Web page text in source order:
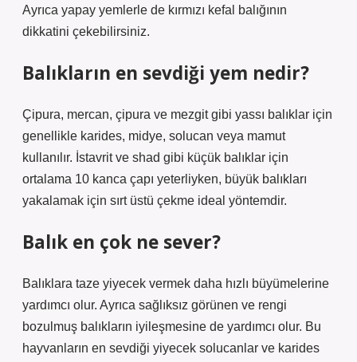
Ayrıca yapay yemlerle de kırmızı kefal balığının
dikkatini çekebilirsiniz.
Balıkların en sevdiği yem nedir?
Çipura, mercan, çipura ve mezgit gibi yassı balıklar için
genellikle karides, midye, solucan veya mamut
kullanılır. İstavrit ve shad gibi küçük balıklar için
ortalama 10 kanca çapı yeterliyken, büyük balıkları
yakalamak için sırt üstü çekme ideal yöntemdir.
Balık en çok ne sever?
Balıklara taze yiyecek vermek daha hızlı büyümelerine
yardımcı olur. Ayrıca sağlıksız görünen ve rengi
bozulmuş balıkların iyileşmesine de yardımcı olur. Bu
hayvanların en sevdiği yiyecek solucanlar ve karides